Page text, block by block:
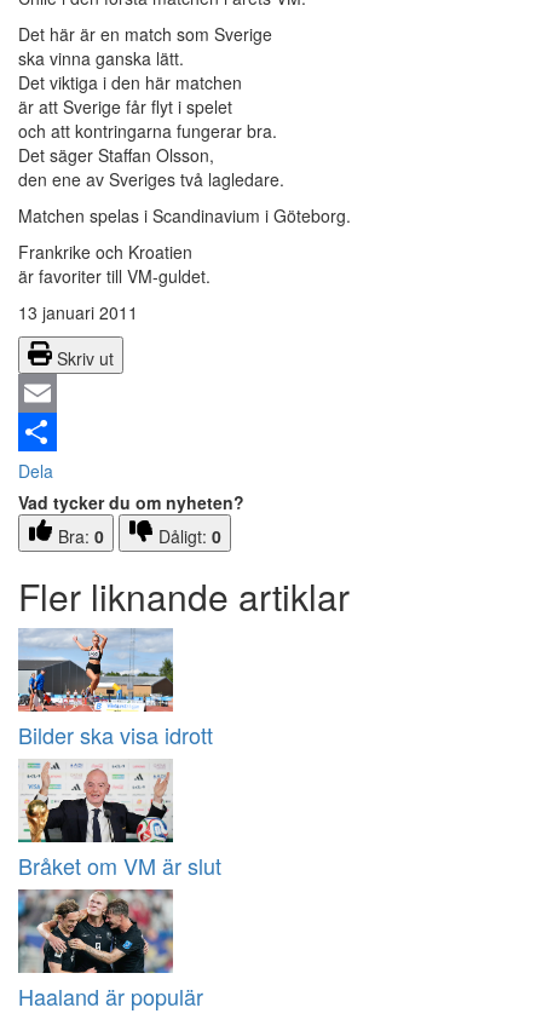
Det här är en match som Sverige
ska vinna ganska lätt.
Det viktiga i den här matchen
är att Sverige får flyt i spelet
och att kontringarna fungerar bra.
Det säger Staffan Olsson,
den ene av Sveriges två lagledare.
Matchen spelas i Scandinavium i Göteborg.
Frankrike och Kroatien
är favoriter till VM-guldet.
13 januari 2011
Skriv ut
Email
Dela
Vad tycker du om nyheten?
Bra: 0 Dåligt: 0
Fler liknande artiklar
Bilder ska visa idrott
Bråket om VM är slut
Haaland är populär